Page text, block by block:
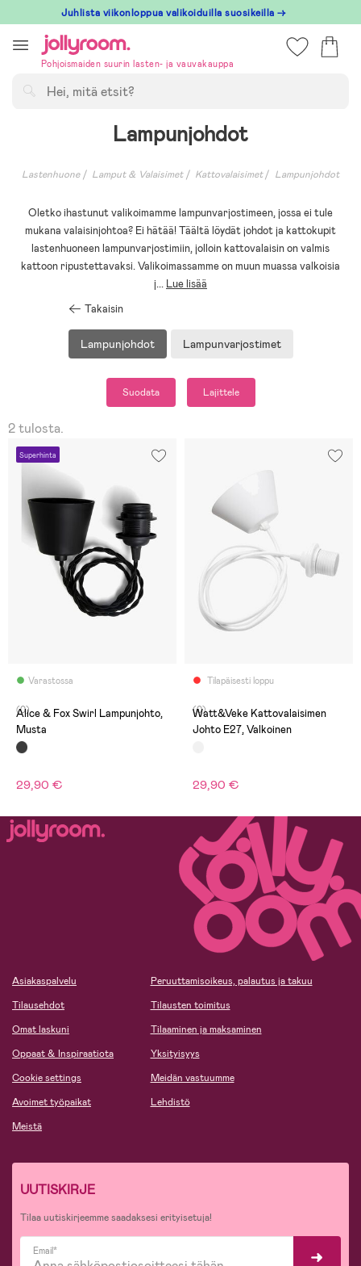
till
innehållet
Juhlista viikonloppua valikoiduilla suosikeilla →
Pohjoismaiden suurin lasten- ja vauvakauppa
Lampunjohdot
Lastenhuone Lamput & Valaisimet Kattovalaisimet Lampunjohdot
Oletko ihastunut valikoimamme lampunvarjostimeen, jossa ei tule
mukana valaisinjohtoa? Ei hätää! Täältä löydät johdot ja kattokupit
lastenhuoneen lampunvarjostimiin, jolloin kattovalaisin on valmis
kattoon ripustettavaksi. Valikoimassamme on muun muassa valkoisia
j... Lue lisää
Takaisin
Lampunjohdot Lampunvarjostimet
Suodata Lajittele
2 tulosta.
Superhinta
Varastossa
(0)
Alice & Fox Swirl Lampunjohto,
Musta
29,90 €
Tilapäisesti loppu
(0)
Watt&Veke Kattovalaisimen
Johto E27, Valkoinen
29,90 €
Asiakaspalvelu
Tilausehdot
Omat laskuni
Oppaat & Inspiraatiota
Cookie settings
Avoimet työpaikat
Meistä
Peruuttamisoikeus, palautus ja takuu
Tilausten toimitus
Tilaaminen ja maksaminen
Yksityisyys
Meidän vastuumme
Lehdistö
UUTISKIRJE
Tilaa uutiskirjeemme saadaksesi erityisetuja!
Email*